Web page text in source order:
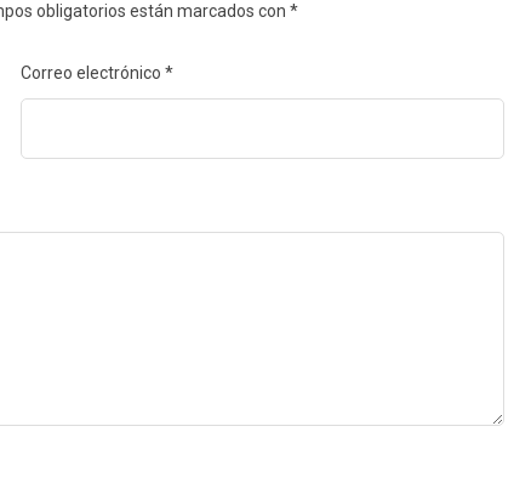
obligatorios están marcados con *
Correo electrónico*